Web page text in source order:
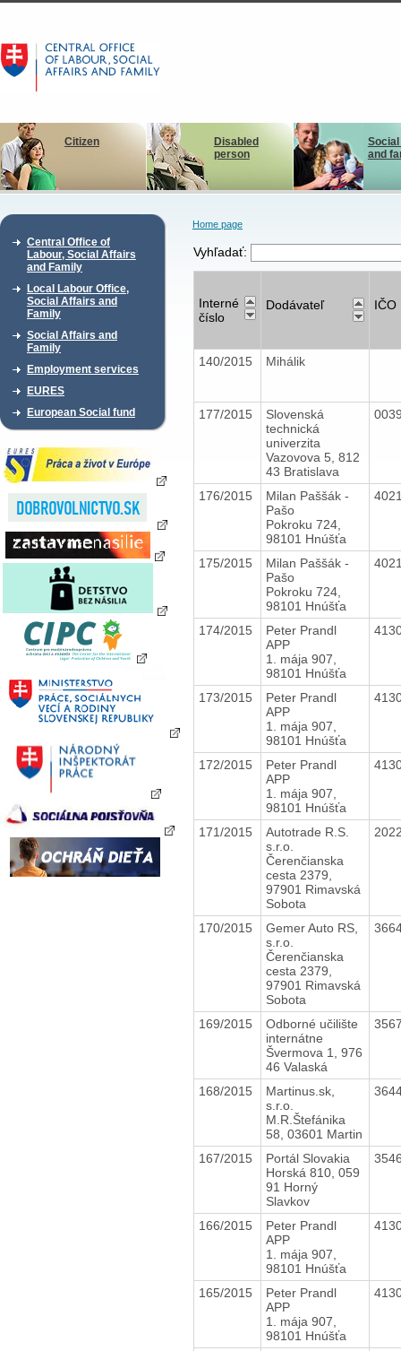
Citizen
Disabled
person
and
Central Office of
Labour, Social Affairs
and Family
Local Labour Office,
Social Affairs and
Family
Social Affairs and
Family
Employment services
EURES
European Social fund
Home page
Vyhľadať:
Interné
číslo
Dodávateľ IČO
140/2015 Mihálik
177/2015
Slovenská
technická
univerzita
Vazovova 5, 812
43 Bratislava
176/2015
Milan Paššák -
Pašo
Pokroku 724,
98101 Hnúšťa
175/2015
Milan Paššák -
Pašo
Pokroku 724,
98101 Hnúšťa
174/2015
Peter Prandl
APP
1. mája 907,
98101 Hnúšťa
173/2015
Peter Prandl
APP
1. mája 907,
98101 Hnúšťa
172/2015
Peter Prandl
APP
1. mája 907,
98101 Hnúšťa
171/2015
Autotrade R.S.
s.r.o.
Čerenčianska
cesta 2379,
97901 Rimavská
Sobota
170/2015
Gemer Auto RS,
s.r.o.
Čerenčianska
cesta 2379,
97901 Rimavská
Sobota
169/2015
Odborné učilište
internátne
Švermova 1, 976
46 Valaská
168/2015
Martinus.sk,
s.r.o.
M.R.Štefánika
58, 03601 Martin
167/2015
Portál Slovakia
Horská 810, 059
91 Horný
Slavkov
166/2015
Peter Prandl
APP
1. mája 907,
98101 Hnúšťa
165/2015
Peter Prandl
APP
1. mája 907,
98101 Hnúšťa